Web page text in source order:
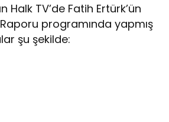
Halk TV’de Fatih Ertürk’ün
programında yapmış
şu şekilde: